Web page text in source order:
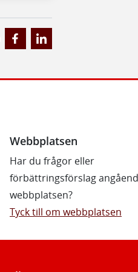
Webbplatsen
Har du frågor eller
förbättringsförslag
webbplatsen?
Tyck till om webbplatsen